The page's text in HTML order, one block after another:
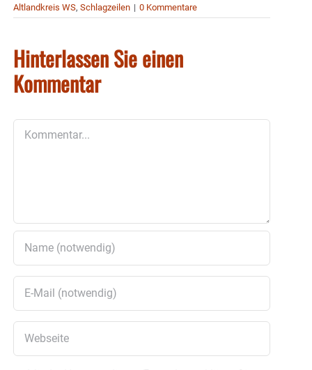
Altlandkreis WS, Schlagzeilen | 0 Kommentare
Hinterlassen Sie einen
Kommentar